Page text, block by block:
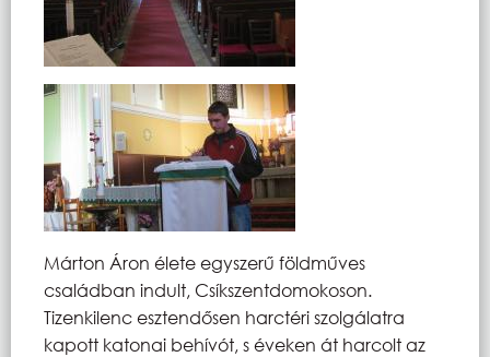
Márton Áron élete egyszerű földműves
családban indult, Csíkszentdomokoson.
Tizenkilenc esztendősen harctéri szolgálatra
kapott katonai behívót, s éveken át harcolt az